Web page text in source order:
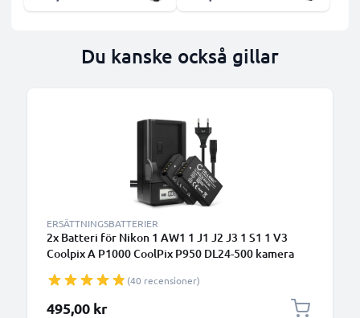
Du kanske också gillar
ERSÄTTNINGSBATTERIER
2x Batteri för Nikon 1 AW1 1 J1 J2 J3 1 S1 1 V3
Coolpix A P1000 CoolPix P950 DL24-500 kamera
uppladdningsbara kamerabatterier / ersätter ditt
Nikon-batteri
(40 recensioner)
495,00 kr